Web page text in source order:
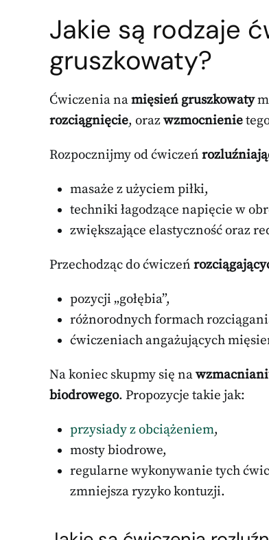
Jakie są rodzaje
gruszkowaty?
Ćwiczenia namięsień gruszkowaty
rozciągnięcie, orazwzmocnienie
Rozpocznijmy od ćwiczeń
masaże z użyciem piłki,
techniki łagodzące napięcie w
zwiększające elastyczność oraz
Przechodząc do ćwiczeń
pozycji „gołębia”,
różnorodnych formach
ćwiczeniach angażujących
Na koniec skupmy się na
biodrowego. Propozycje takie jak:
przysiady z obciążeniem,
mosty biodrowe,
regularne wykonywanie tych
zmniejsza ryzyko kontuzji.